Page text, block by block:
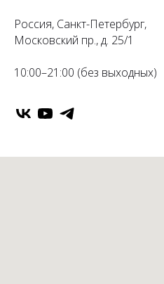
Россия, Санкт-Петербург,
Московский пр., д. 25/1
10:00–21:00 (без выходных)